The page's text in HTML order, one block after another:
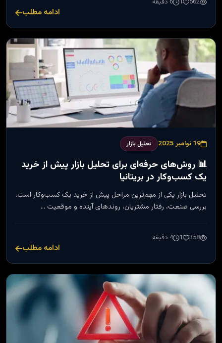
562
1 6 دقیقه
ادامه مطلب
19 نوامبر 2025 تحلیل بازار
📊 روش‌های حرفه‌ای برای تحلیل بازار پیش از خرید
یک کسب‌وکار در بریتانیا
تحلیل بازار یکی از مهم‌ترین مراحل پیش از خرید یک کسب‌وکار است.
بررسی صنعت، رفتار مشتریان، روندهای آینده و موقعیت …
358
1 4 دقیقه
ادامه مطلب